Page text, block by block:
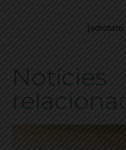
[adrotate
Notícies